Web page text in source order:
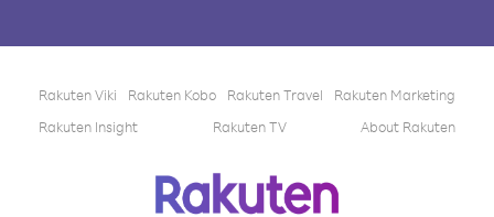
Rakuten Viki Rakuten Kobo Rakuten Travel
Rakuten Marketing
Rakuten Insight
Rakuten TV About Rakuten